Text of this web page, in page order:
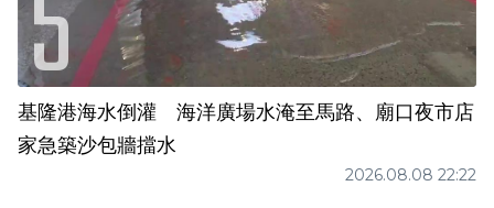
基隆港海水倒灌 海洋廣場水淹至馬路、廟口夜市店
家急築沙包牆擋水
2026.08.08 22:22